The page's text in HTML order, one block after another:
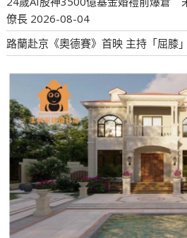
僚長 2026-08-04
路蘭赴京《奧德賽》首映 主持「屈膝